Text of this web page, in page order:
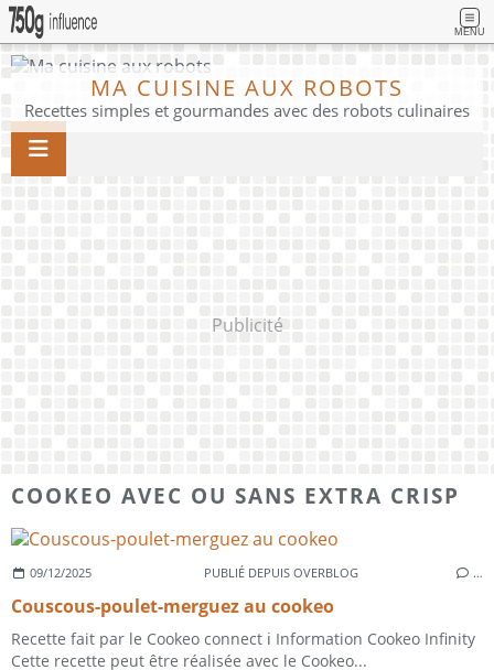
MENU
MA CUISINE AUX ROBOTS
Recettes simples et gourmandes avec des robots culinaires
Publicité
COOKEO AVEC OU SANS EXTRA CRISP
09/12/2025 PUBLIÉ DEPUIS OVERBLOG …
Couscous-poulet-merguez au cookeo
Recette fait par le Cookeo connect ℹ️ Information Cookeo Infinity
Cette recette peut être réalisée avec le Cookeo...